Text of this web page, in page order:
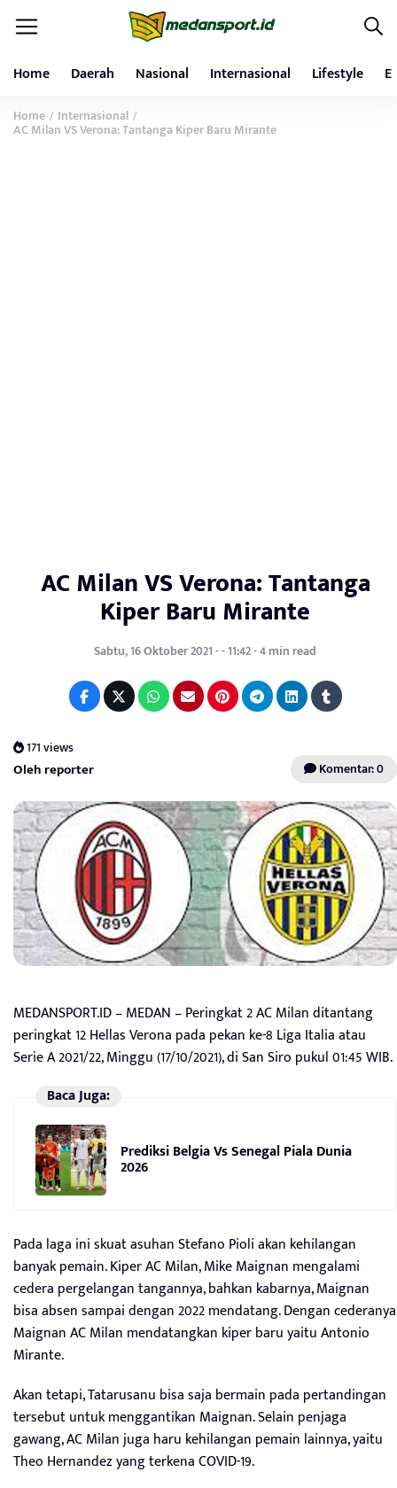
Home Daerah Nasional Internasional Lifestyle
Home / Internasional /
AC Milan VS Verona: Tantanga Kiper Baru Mirante
AC Milan VS Verona: Tantanga
Kiper Baru Mirante
Sabtu, 16 Oktober 2021 - - 11:42 - 4 min read
171 views
Oleh reporter Komentar: 0
MEDANSPORT.ID – MEDAN – Peringkat 2 AC Milan ditantang
peringkat 12 Hellas Verona pada pekan ke-8 Liga Italia atau
Serie A 2021/22, Minggu (17/10/2021), di San Siro pukul 01:45 WIB.
Baca Juga:
Prediksi Belgia Vs Senegal Piala Dunia
2026
Pada laga ini skuat asuhan Stefano Pioli akan kehilangan
banyak pemain. Kiper AC Milan, Mike Maignan mengalami
cedera pergelangan tangannya, bahkan kabarnya, Maignan
bisa absen sampai dengan 2022 mendatang. Dengan cederanya
Maignan AC Milan mendatangkan kiper baru yaitu Antonio
Mirante.
Akan tetapi, Tatarusanu bisa saja bermain pada pertandingan
tersebut untuk menggantikan Maignan. Selain penjaga
gawang, AC Milan juga haru kehilangan pemain lainnya, yaitu
Theo Hernandez yang terkena COVID-19.